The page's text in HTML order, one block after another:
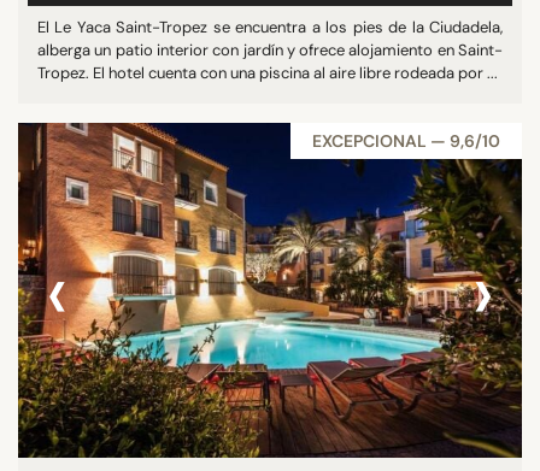
El Le Yaca Saint-Tropez se encuentra a los pies de la Ciudadela,
alberga un patio interior con jardín y ofrece alojamiento en Saint-
Tropez. El hotel cuenta con una piscina al aire libre rodeada por ...
EXCEPCIONAL — 9,6/10
‹ ›